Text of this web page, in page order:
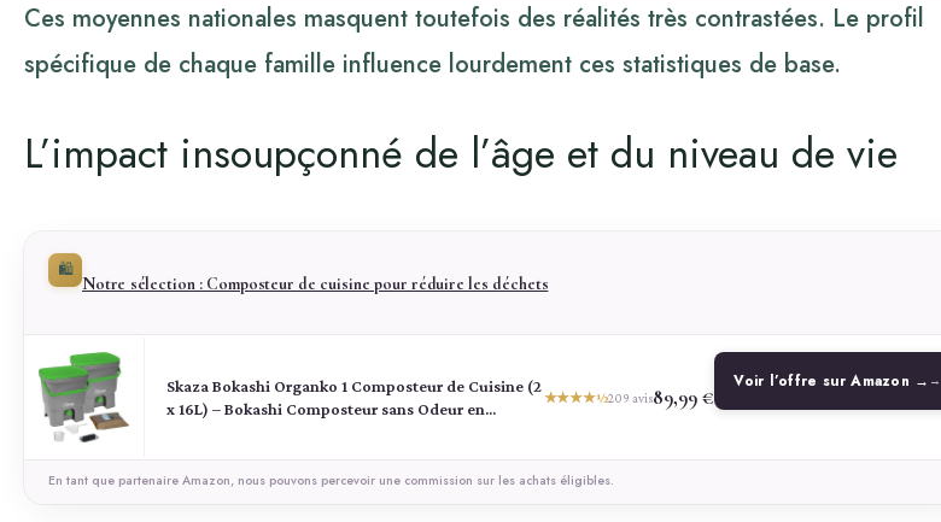
Ces moyennes nationales masquent toutefois des réalités très contrastées. Le profil
spécifique de chaque famille influence lourdement ces statistiques de base.
L’impact insoupçonné de l’âge et du niveau de vie
🛍️
Notre sélection : Composteur de cuisine pour réduire les déchets
Skaza Bokashi Organko 1 Composteur de Cuisine (2
x 16L) – Bokashi Composteur sans Odeur en
★★★★½209 avis89,99 €
Voir l’offre sur Amazon →
En tant que partenaire Amazon, nous pouvons percevoir une commission sur les achats éligibles.